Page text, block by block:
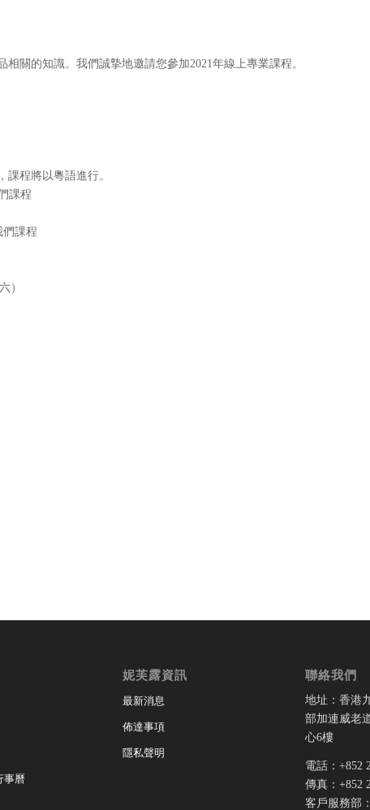
關的知識。我們誠摯地邀請您參加2021年線上專業課程。
程將以粵語進行。
課程
們課程
）
事曆
妮芙露資訊
最新消息
佈達事項
隱私聲明
聯絡我們
地址：香港
部加連威老
心6樓
電話：+852
傳真：+852
客戶服務部